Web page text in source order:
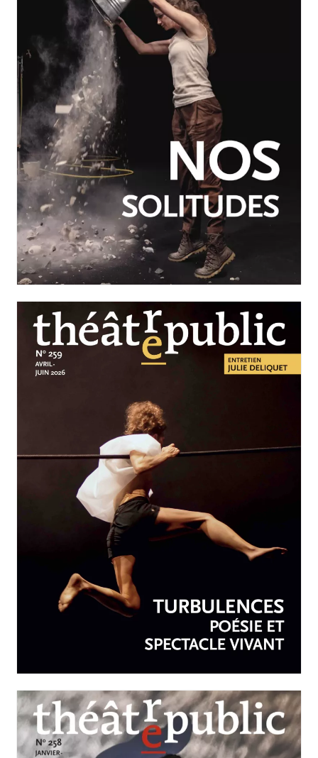
JUILLET-SEPTEMBRE 2026
N°260
Nos solitudes
AVRIL-JUIN 2026
N°259
Turbulences : poésie et
spectacle vivant